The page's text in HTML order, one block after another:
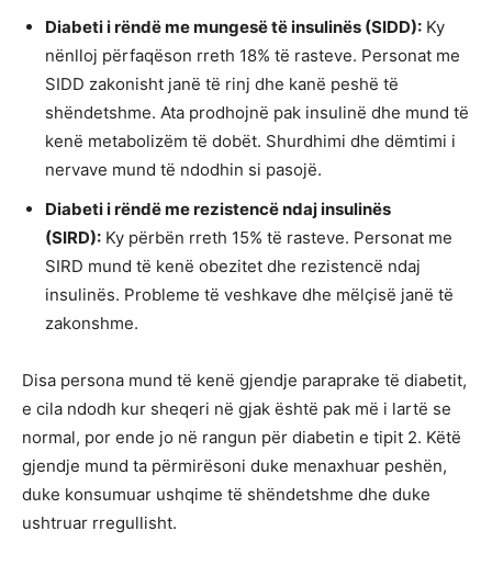
Diabeti i rëndë me mungesë të insulinës (SIDD): Ky
nënlloj përfaqëson rreth 18% të rasteve. Personat me
SIDD zakonisht janë të rinj dhe kanë peshë të
shëndetshme. Ata prodhojnë pak insulinë dhe mund të
kenë metabolizëm të dobët. Shurdhimi dhe dëmtimi i
nervave mund të ndodhin si pasojë.
Diabeti i rëndë me rezistencë ndaj insulinës
(SIRD): Ky përbën rreth 15% të rasteve. Personat me
SIRD mund të kenë obezitet dhe rezistencë ndaj
insulinës. Probleme të veshkave dhe mëlçisë janë të
zakonshme.
Disa persona mund të kenë gjendje paraprake të diabetit,
e cila ndodh kur sheqeri në gjak është pak më i lartë se
normal, por ende jo në rangun për diabetin e tipit 2. Këtë
gjendje mund ta përmirësoni duke menaxhuar peshën,
duke konsumuar ushqime të shëndetshme dhe duke
ushtruar rregullisht.